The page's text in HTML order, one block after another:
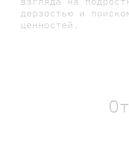
дерзостью и
ценностей.